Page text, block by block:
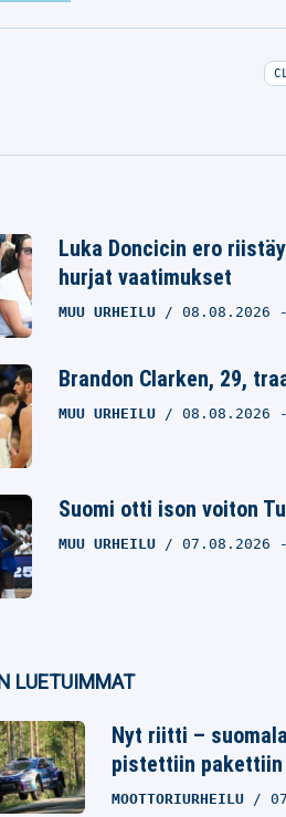
Luka Doncicin ero
hurjat vaatimukset
MUU URHEILU 08.08.2026
Brandon Clarken, 29,
MUU URHEILU 08.08.2026
Suomi otti ison voiton
MUU URHEILU 07.08.2026
LUETUIMMAT
Nyt riitti –
pistettiin pakettiin
MOOTTORIURHEILU